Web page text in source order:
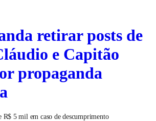
retirar posts de
e Capitão
propaganda
R$ 5 mil em caso de descumprimento